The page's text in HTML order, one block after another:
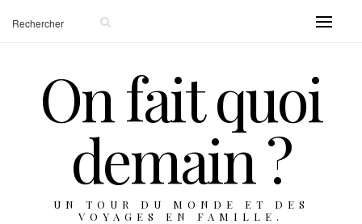
On fait quoi
demain ?
UN TOUR DU MONDE ET DES
VOYAGES EN FAMILLE.